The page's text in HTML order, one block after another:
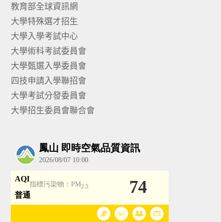
教育部全球資訊網
大學特殊選才招生
大學入學考試中心
大學術科考試委員會
大學甄選入學委員會
四技申請入學聯招會
大學考試分發委員會
大學招生委員會聯合會